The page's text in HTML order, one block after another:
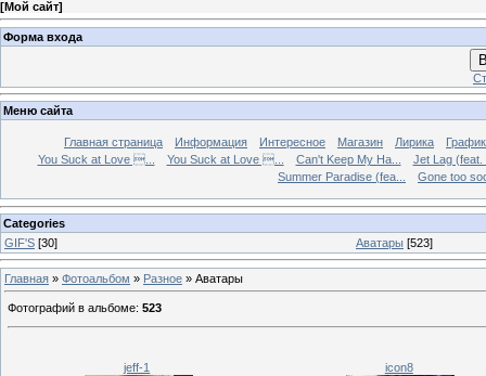
[Мой сайт]
Форма входа
Меню сайта
Главная страница Информация Интересное Магазин Лирика
You Suck at Love ...
You Suck at Love ... Can't Keep My Ha...
Jet Lag (feat.
Summer Paradise (fea...
Gone too
Categories
GIF'S [30] Аватары [523]
Главная » Фотоальбом » Разное » Аватары
Фотографий в альбоме: 523
jeff-1 icon8